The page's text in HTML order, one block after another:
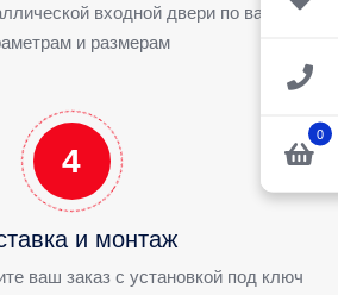
0
входной двери по вашим
и размерам
4
и монтаж
ваш заказ с установкой под ключ